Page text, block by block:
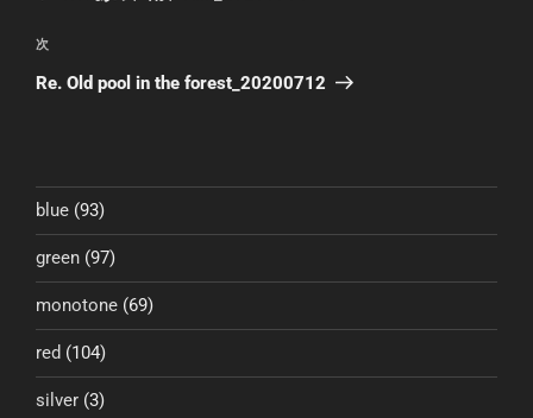
ナ
ビ
ゲ
ン
稿
次
の
次
Re. Old pool in the forest_20200712
blue (93)
green (97)
monotone (69)
red (104)
silver (3)